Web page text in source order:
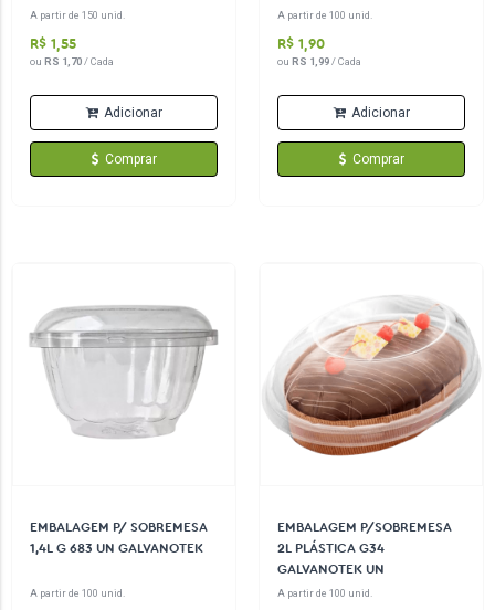
A partir de 150 unid.
R$ 1,55
ou RS 1,70/ Cada
Adicionar
Comprar
A partir de 100 unid.
R$ 1,90
ou RS 1,99/ Cada
Adicionar
Comprar
EMBALAGEM P/ SOBREMESA
1,4L G 683 UN GALVANOTEK
A partir de 100 unid.
EMBALAGEM P/SOBREMESA
2L PLÁSTICA G34
GALVANOTEK UN
A partir de 100 unid.